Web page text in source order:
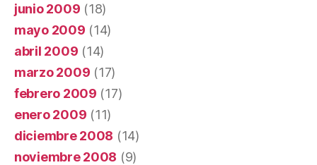
junio 2009 (18)
mayo 2009 (14)
abril 2009 (14)
marzo 2009 (17)
febrero 2009 (17)
enero 2009 (11)
diciembre 2008 (14)
noviembre 2008 (9)